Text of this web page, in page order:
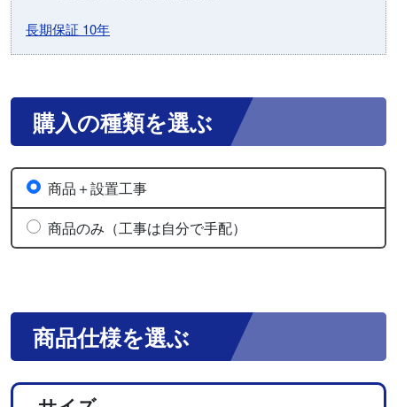
長期保証 10年
購入の種類を選ぶ
商品＋設置工事
商品のみ（工事は自分で手配）
商品仕様を選ぶ